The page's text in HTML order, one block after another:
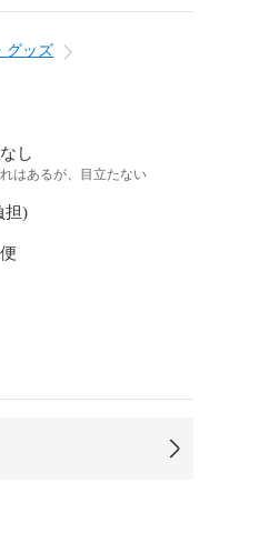
グッズ
し
はあるが、目立たない
担)